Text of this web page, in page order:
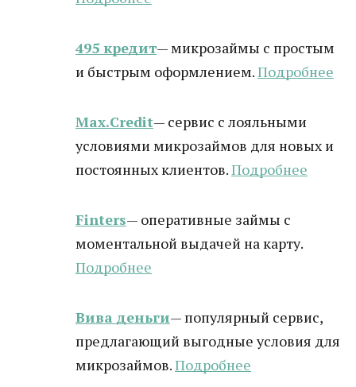
495 кредит— микрозаймы с простым
и быстрым оформлением.Подробнее
Max.Credit— сервис с лояльными
условиями микрозаймов для новых и
постоянных клиентов.Подробнее
Finters— оперативные займы с
моментальной выдачей на карту.
Подробнее
Вива деньги— популярный сервис,
предлагающий выгодные условия для
микрозаймов.Подробнее